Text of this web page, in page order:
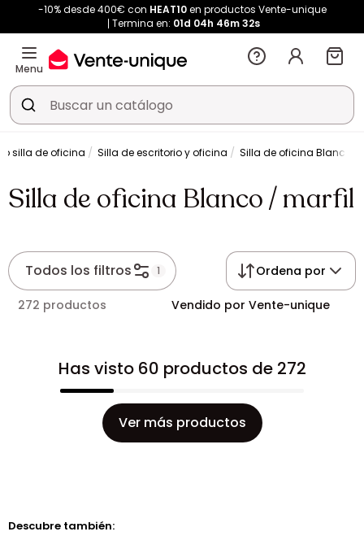
-10% desde 400€ con HEAT10en productos Vente-unique
Termina en: 01d 04h 46m 31s
Menu
silla de oficina Silla de escritorio y oficina Silla de oficina Blanco /
Silla de oficina Blanco / marfil
Todos los filtros 1 Ordena por
272 productos Vendido por Vente-unique
Has visto 60 productos de 272
Ver más productos
Descubre también: